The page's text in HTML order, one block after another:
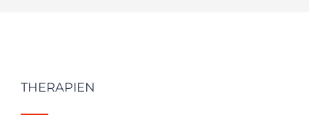
THERAPIEN